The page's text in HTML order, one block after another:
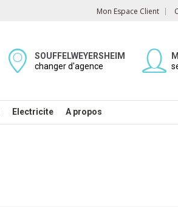
Mon Espace Client
SOUFFELWEYERSHEIM
changer d'agence
Electricite A propos